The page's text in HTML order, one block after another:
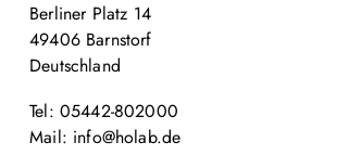
Berliner Platz 14
49406 Barnstorf
Deutschland
Tel: 05442-802000
Mail: info@holab.de